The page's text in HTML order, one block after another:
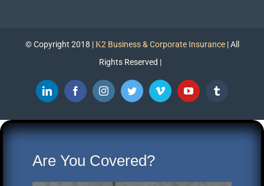
© Copyright 2018 |Κ2 Business & Corporate Insurance| All
Rights Reserved |
LinkedIn FacebookInstagramTwitterVimeo YouTube
Are You Covered?